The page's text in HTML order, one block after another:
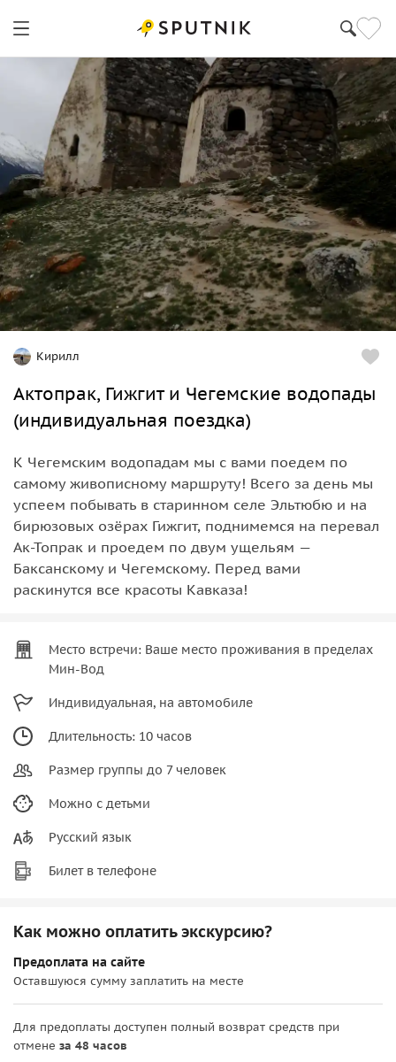
Кирилл
Актопрак, Гижгит и Чегемские водопады
(индивидуальная поездка)
К Чегемским водопадам мы с вами поедем по
самому живописному маршруту! Всего за день мы
успеем побывать в старинном селе Эльтюбю и на
бирюзовых озёрах Гижгит, поднимемся на перевал
Ак-Топрак и проедем по двум ущельям —
Баксанскому и Чегемскому. Перед вами
раскинутся все красоты Кавказа!
Место встречи: Ваше место проживания в пределах
Мин-Вод
Индивидуальная, на автомобиле
Длительность: 10 часов
Размер группы до 7 человек
Можно с детьми
Русский язык
Билет в телефоне
Как можно оплатить экскурсию?
Предоплата на сайте
Оставшуюся сумму заплатить на месте
Для предоплаты доступен полный возврат средств при
отмене за 48 часов